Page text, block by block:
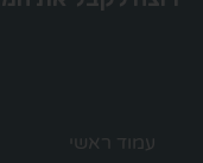
עמוד ראשי